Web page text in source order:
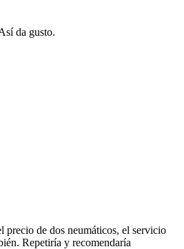
da gusto.
precio de dos neumáticos, el servicio
Repetiría y recomendaría